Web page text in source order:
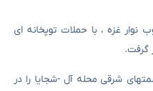
نوار غزه ، با حملات توپخانه ای
گرفت.
شرقی محله آل -شجایا را در